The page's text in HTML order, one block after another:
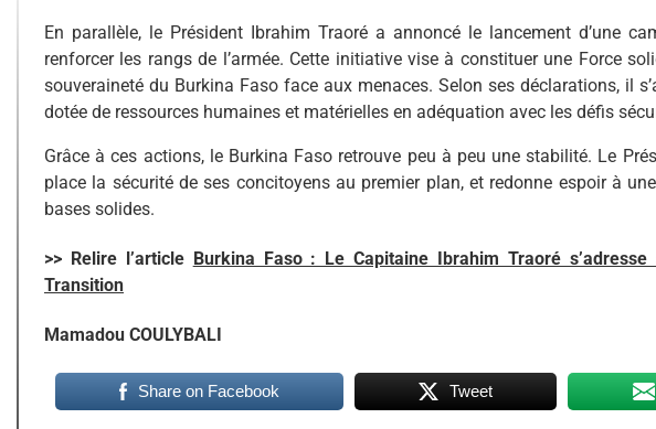
En parallèle, le Président Ibrahim Traoré a annoncé le lancement d’une
renforcer les rangs de l’armée. Cette initiative vise à constituer une Force
souveraineté du Burkina Faso face aux menaces. Selon ses déclarations, il
dotée de ressources humaines et matérielles en adéquation avec les défis
Grâce à ces actions, le Burkina Faso retrouve peu à peu une stabilité. Le
place la sécurité de ses concitoyens au premier plan, et redonne espoir à
bases solides.
>> Relire l’article Burkina Faso : Le Capitaine Ibrahim Traoré
Transition
Mamadou COULYBALI
Share on Facebook Tweet